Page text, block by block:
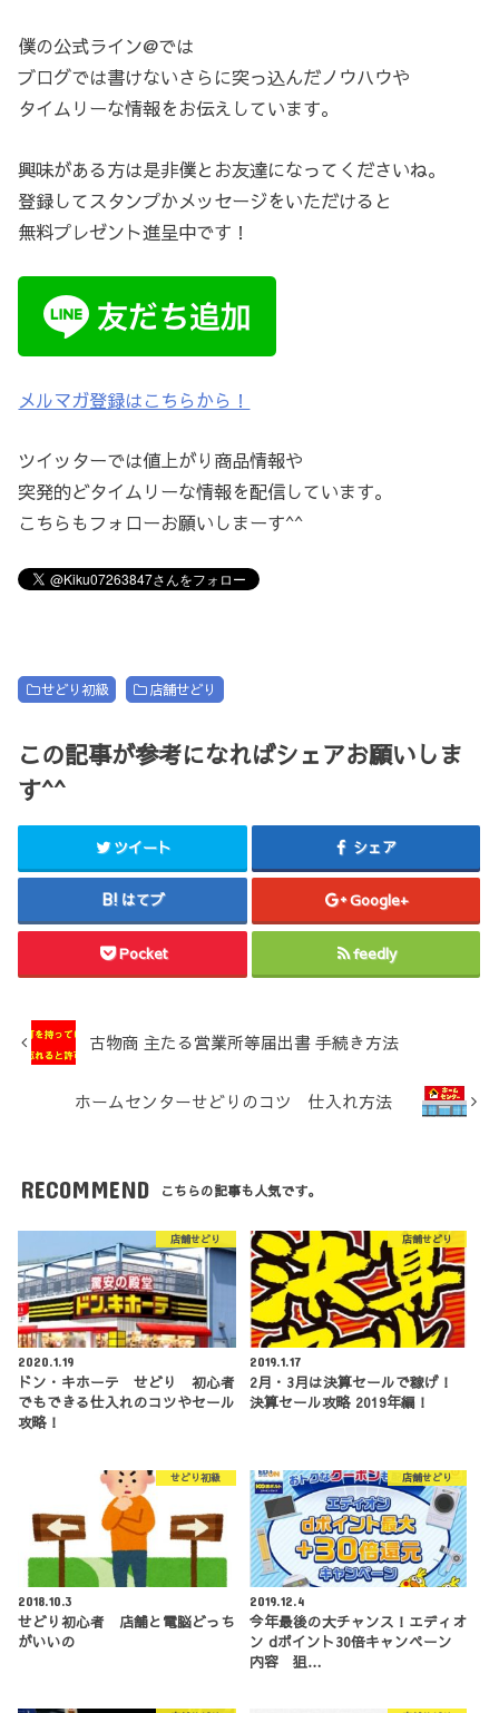
僕の公式ライン@では
ブログでは書けないさらに突っ込んだノウハウや
タイムリーな情報をお伝えしています。
興味がある方は是非僕とお友達になってくださいね。
登録してスタンプかメッセージをいただけると
無料プレゼント進呈中です！
メルマガ登録はこちらから！
ツイッターでは値上がり商品情報や
突発的どタイムリーな情報を配信しています。
こちらもフォローお願いしまーす^^
せどり初級 店舗せどり
この記事が参考になればシェアお願いしま
す^^
ツイート シェア
はてブ Google+
Pocket feedly
古物商 主たる営業所等届出書 手続き方法
ホームセンターせどりのコツ 仕入れ方法
RECOMMEND こちらの記事も人気です。
店舗せどり
2020.1.19
ドン・キホーテ せどり 初心者
でもできる仕入れのコツやセール
攻略！
店舗せどり
2019.1.17
2月・3月は決算セールで稼げ！
決算セール攻略 2019年編！
せどり初級
2018.10.3
せどり初心者 店舗と電脳どっち
がいいの
店舗せどり
2019.12.4
今年最後の大チャンス！エディオ
ン dポイント30倍キャンペーン
内容 狙…